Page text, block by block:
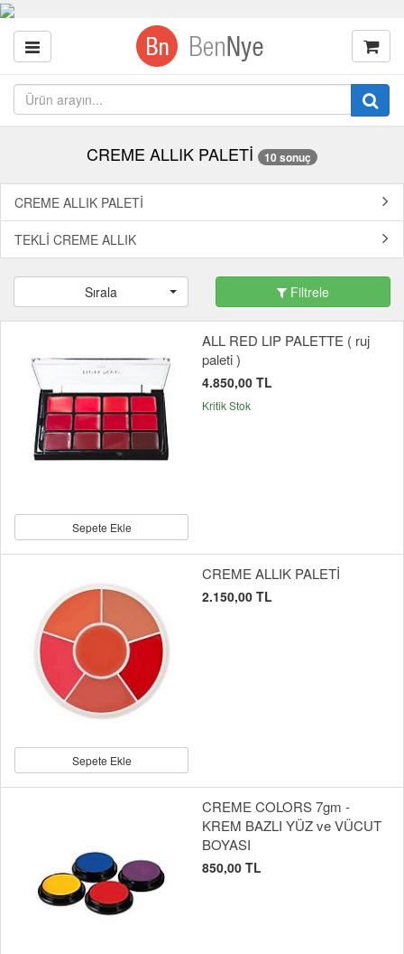
CREME ALLIK PALETİ 10 sonuç
CREME ALLIK PALETİ
TEKLİ CREME ALLIK
Sırala Filtrele
Sepete Ekle
ALL RED LIP PALETTE ( ruj
paleti )
4.850,00 TL
Kritik Stok
Sepete Ekle
CREME ALLIK PALETİ
2.150,00 TL
CREME COLORS 7gm -
KREM BAZLI YÜZ ve VÜCUT
BOYASI
850,00 TL